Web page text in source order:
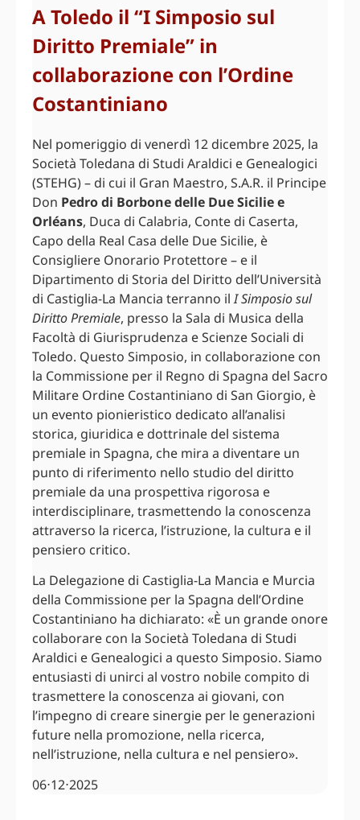
A Toledo il “I Simposio sul
Diritto Premiale” in
collaborazione con l’Ordine
Costantiniano
Nel pomeriggio di venerdì 12 dicembre 2025, la
Società Toledana di Studi Araldici e Genealogici
(STEHG) – di cui il Gran Maestro, S.A.R. il Principe
Don Pedro di Borbone delle Due Sicilie e
Orléans, Duca di Calabria, Conte di Caserta,
Capo della Real Casa delle Due Sicilie, è
Consigliere Onorario Protettore – e il
Dipartimento di Storia del Diritto dell’Università
di Castiglia-La Mancia terranno ilI Simposio sul
Diritto Premiale, presso la Sala di Musica della
Facoltà di Giurisprudenza e Scienze Sociali di
Toledo. Questo Simposio, in collaborazione con
la Commissione per il Regno di Spagna del Sacro
Militare Ordine Costantiniano di San Giorgio, è
un evento pionieristico dedicato all’analisi
storica, giuridica e dottrinale del sistema
premiale in Spagna, che mira a diventare un
punto di riferimento nello studio del diritto
premiale da una prospettiva rigorosa e
interdisciplinare, trasmettendo la conoscenza
attraverso la ricerca, l’istruzione, la cultura e il
pensiero critico.
La Delegazione di Castiglia-La Mancia e Murcia
della Commissione per la Spagna dell’Ordine
Costantiniano ha dichiarato: «È un grande onore
collaborare con la Società Toledana di Studi
Araldici e Genealogici a questo Simposio. Siamo
entusiasti di unirci al vostro nobile compito di
trasmettere la conoscenza ai giovani, con
l’impegno di creare sinergie per le generazioni
future nella promozione, nella ricerca,
nell’istruzione, nella cultura e nel pensiero».
06⋅12⋅2025